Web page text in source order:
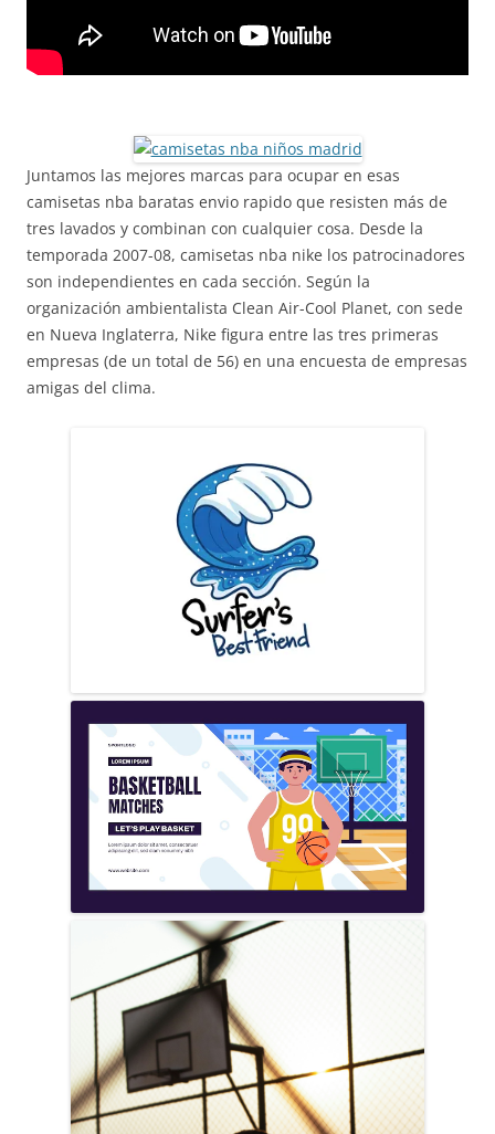
Juntamos las mejores marcas para ocupar en esas
camisetas nba baratas envio rapido que resisten más de
tres lavados y combinan con cualquier cosa. Desde la
temporada 2007-08, camisetas nba nike los patrocinadores
son independientes en cada sección. Según la
organización ambientalista Clean Air-Cool Planet, con sede
en Nueva Inglaterra, Nike figura entre las tres primeras
empresas (de un total de 56) en una encuesta de empresas
amigas del clima.